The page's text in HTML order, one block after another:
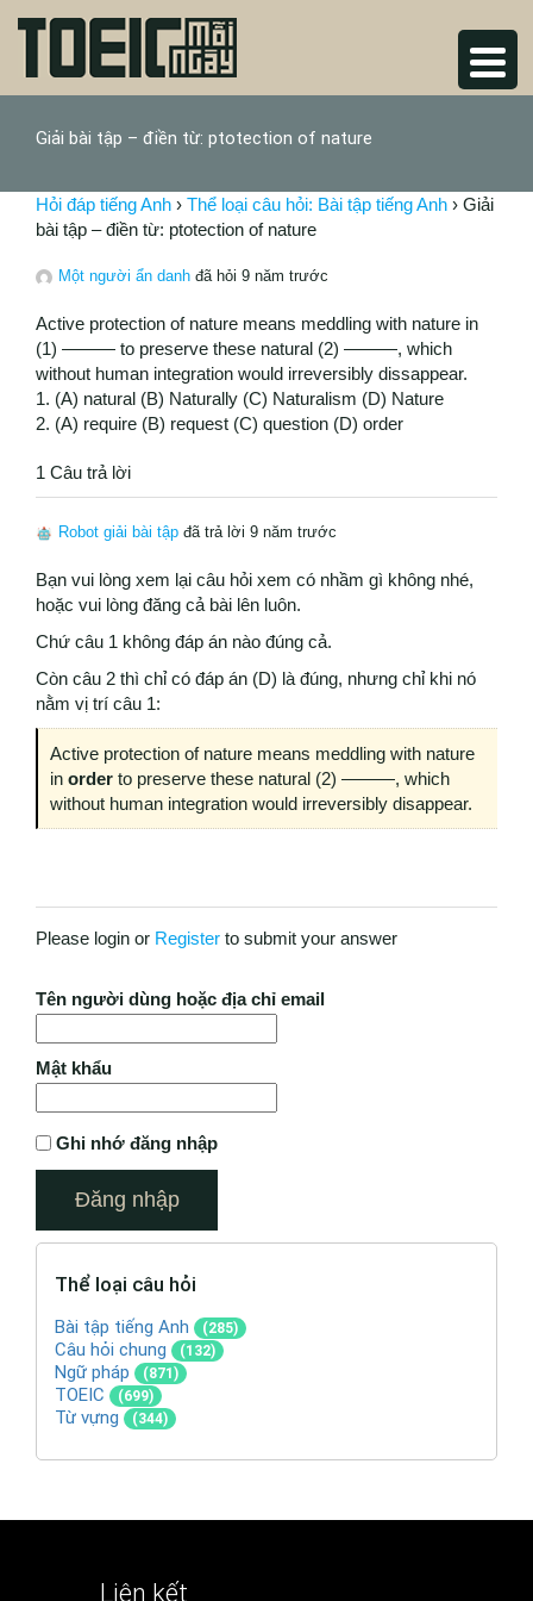
Giải bài tập – điền từ: ptotection of nature
Hỏi đáp tiếng Anh › Thể loại câu hỏi: Bài tập tiếng Anh › Giải
bài tập – điền từ: ptotection of nature
Một người ẩn danh đã hỏi 9 năm trước
Active protection of nature means meddling with nature in
(1) ——— to preserve these natural (2) ———, which
without human integration would irreversibly dissappear.
1. (A) natural (B) Naturally (C) Naturalism (D) Nature
2. (A) require (B) request (C) question (D) order
1 Câu trả lời
Robot giải bài tập đã trả lời 9 năm trước
Bạn vui lòng xem lại câu hỏi xem có nhầm gì không nhé,
hoặc vui lòng đăng cả bài lên luôn.
Chứ câu 1 không đáp án nào đúng cả.
Còn câu 2 thì chỉ có đáp án (D) là đúng, nhưng chỉ khi nó
nằm vị trí câu 1:
Active protection of nature means meddling with nature
in order to preserve these natural (2) ———, which
without human integration would irreversibly disappear.
Please login or Register to submit your answer
Tên người dùng hoặc địa chỉ email
Mật khẩu
Ghi nhớ đăng nhập
Thể loại câu hỏi
Bài tập tiếng Anh (285)
Câu hỏi chung (132)
Ngữ pháp (871)
TOEIC (699)
Từ vựng (344)
Liên kết